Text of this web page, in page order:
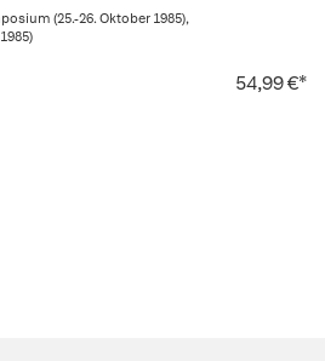
(25.-26. Oktober 1985),
54,99 €*